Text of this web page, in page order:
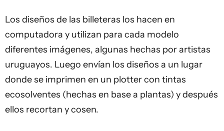
Los diseños de las billeteras los hacen en
computadora y utilizan para cada modelo
diferentes imágenes, algunas hechas por artistas
uruguayos. Luego envían los diseños a un lugar
donde se imprimen en un plotter con tintas
ecosolventes (hechas en base a plantas) y después
ellos recortan y cosen.